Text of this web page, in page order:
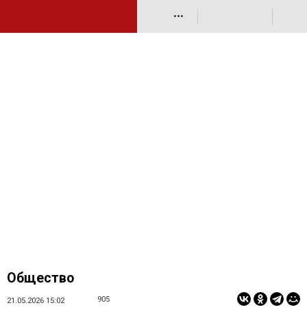
•••
Общество
21.05.2026 15:02 905